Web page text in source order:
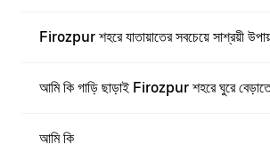
Firozpur শহরে যাতায়াতের সবচেয়ে সাশ্রয়ী
আমি কি গাড়ি ছাড়াই Firozpur শহরে ঘুরে
আমি কি